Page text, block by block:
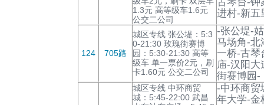
1.3元 高等级车1.6元
公交二公司
进村-新五
124 705路
城区专线 张公堤：5:3
0-21:30 玫瑰街赛博
园：5:30-21:30 高等
级车 单一票价2元，刷
卡1.60元 公交二公司
-张公堤-
马场角-北
一桥-古琴
庙-汉阳大
街赛博园-
城区专线 中环商贸
城：5:45-22:00 武昌
-中环商贸
年大学-金